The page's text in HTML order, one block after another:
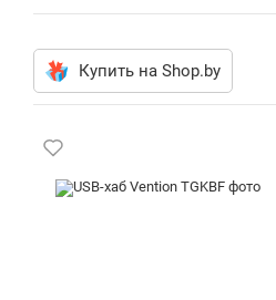
Купить на Shop.by